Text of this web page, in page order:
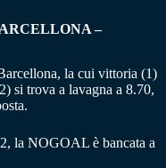
–
la cui vittoria (1)
si trova a lavagna a 8.70,
la NOGOAL è bancata a